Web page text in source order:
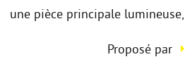
une pièce principale
Proposé par